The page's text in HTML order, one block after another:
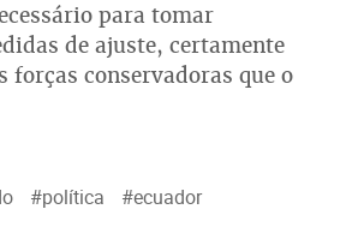
para tomar
de ajuste, certamente
forças conservadoras que o
#política #ecuador